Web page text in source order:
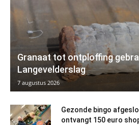
Granaat tot ontploffing
Langevelderslag
7 augustus 2026
Gezonde bingo
ontvangt 150 euro